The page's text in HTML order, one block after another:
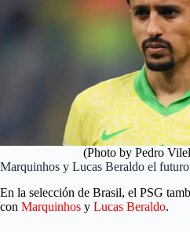
(Photo by Pedro
Marquinhos y Lucas Beraldo el futuro
En la selección de Brasil, el PSG
con Marquinhos y Lucas Beraldo.